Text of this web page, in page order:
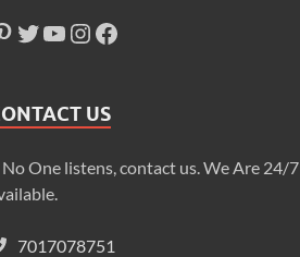
US
One listens, contact us. We Are 24/7
7017078751